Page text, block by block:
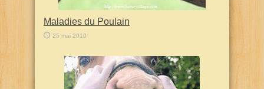
Maladies du Poulain
25 mai 2010